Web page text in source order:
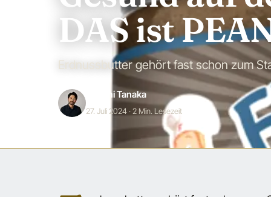
DAS ist
Erdnussbutter gehört fast schon zum
Hiroshi Tanaka
27. Juli 2024 · 2 Min. Lesezeit